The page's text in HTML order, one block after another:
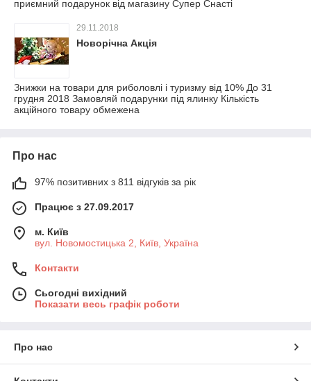
приємний подарунок від магазину Супер Снасті
29.11.2018
Новорічна Акція
Знижки на товари для риболовлі і туризму від 10% До 31
грудня 2018 Замовляй подарунки під ялинку Кількість
акційного товару обмежена
Про нас
97% позитивних з 811 відгуків за рік
Працює з 27.09.2017
м. Київ
вул. Новомостицька 2, Київ, Україна
Контакти
Сьогодні вихідний
Показати весь графік роботи
Про нас